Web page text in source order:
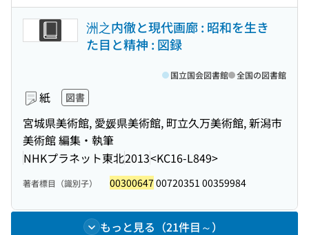
洲之内徹と現代画廊 : 昭和を生き
た目と精神 : 図録
紙 図書
宮城県美術館, 愛媛県美術館, 町立久万美術館, 新潟市
美術館 編集・執筆
NHKプラネット東北2013<KC16-L849>
国立国会図書館 全国の図書館
著者標目（識別子） 00300647 00720351 00359984
もっと見る（21件目～）